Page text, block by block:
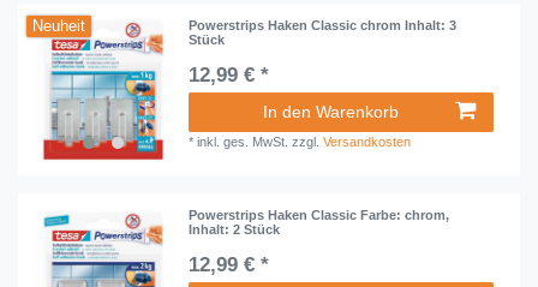
Neuheit
Powerstrips Haken Classic chrom Inhalt: 3
Stück
12,99 € *
In den Warenkorb
*inkl. ges. MwSt. zzgl.Versandkosten
Powerstrips Haken Classic Farbe: chrom,
Inhalt: 2 Stück
12,99 € *